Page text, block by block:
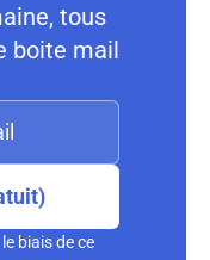
tous
boite mail
biais de ce